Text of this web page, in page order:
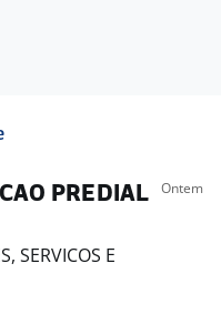
PREDIAL
Ontem
SERVICOS E